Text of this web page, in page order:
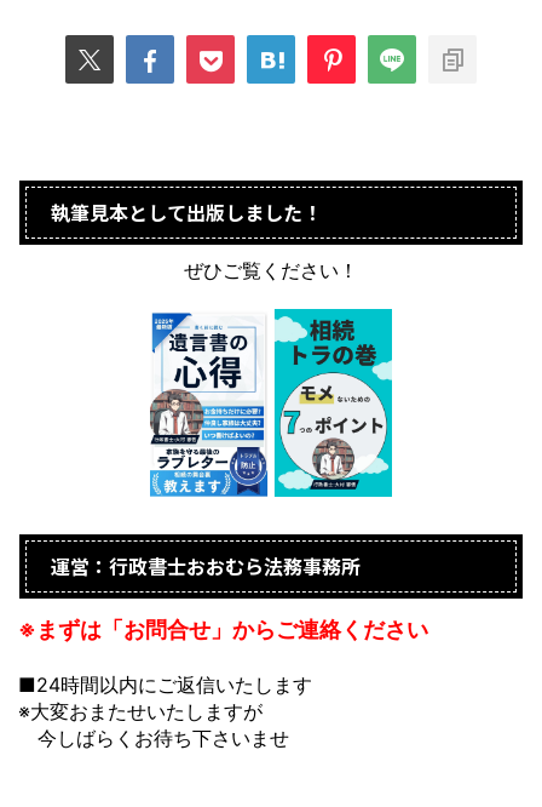
執筆見本として出版しました！
ぜひご覧ください！
運営：行政書士おおむら法務事務所
※まずは「お問合せ」からご連絡ください
■24時間以内にご返信いたします
※大変おまたせいたしますが
今しばらくお待ち下さいませ